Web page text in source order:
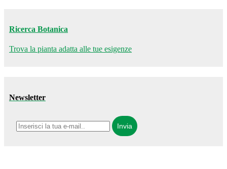
Ricerca Botanica
Trova la pianta adatta alle tue esigenze
Newsletter